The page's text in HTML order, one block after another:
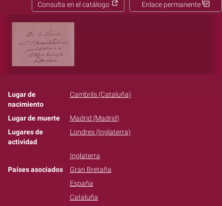
Enlace permanente
Consulta en el catálogo
Lugar de
nacimiento
Cambrils (Cataluña)
Lugar de muerte
Madrid (Madrid)
Lugares de
actividad
Londres (Inglaterra)
Inglaterra
Países asociados
Gran Bretaña
España
Cataluña